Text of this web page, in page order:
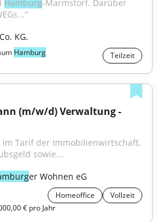
Hamburg-Marmstorf. Darüber
KG.
Hamburg Teilzeit
(m/w/d) Verwaltung -
im Tarif der Immobilienwirtschaft,
sowie...
er Wohnen eG
Homeoffice
Vollzeit
€ pro Jahr